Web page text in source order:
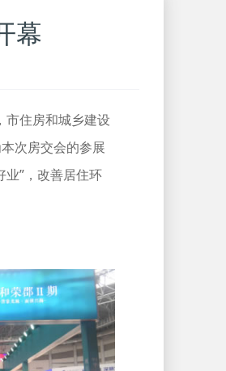
幕
住房和城乡建设
次房交会的参展
业”，改善居住环